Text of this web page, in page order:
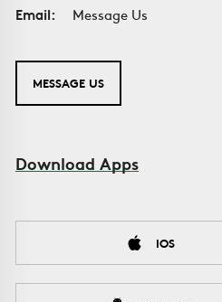
Email:
Message Us
MESSAGE US
Download Apps
IOS